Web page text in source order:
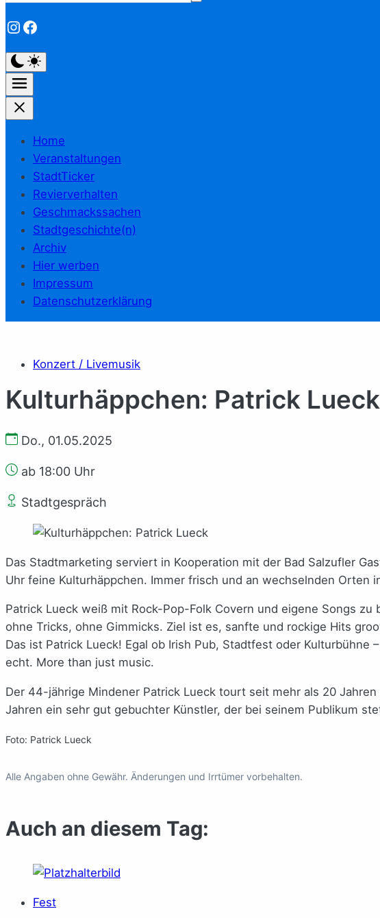
Instagram
Facebook
Home
Veranstaltungen
StadtTicker
Revierverhalten
Geschmackssachen
Stadtgeschichte(n)
Archiv
Hier werben
Impressum
Datenschutzerklärung
Konzert / Livemusik
Kulturhäppchen: Patrick Lueck
Do., 01.05.2025
ab 18:00 Uhr
Stadtgespräch
Das Stadtmarketing serviert in Kooperation mit der Bad Salzufler
Uhr feine Kulturhäppchen. Immer frisch und an wechselnden Orten
Patrick Lueck weiß mit Rock-Pop-Folk Covern und eigene Songs
ohne Tricks, ohne Gimmicks. Ziel ist es, sanfte und rockige Hits
Das ist Patrick Lueck! Egal ob Irish Pub, Stadtfest oder
echt. More than just music.
Der 44-jährige Mindener Patrick Lueck tourt seit mehr als 20
Jahren ein sehr gut gebuchter Künstler, der bei seinem Publikum
Foto: Patrick Lueck
Alle Angaben ohne Gewähr. Änderungen und Irrtümer vorbehalten.
Auch an diesem Tag:
Fest